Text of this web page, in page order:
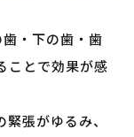
・下の歯・歯
ことで効果が感
張がゆるみ、